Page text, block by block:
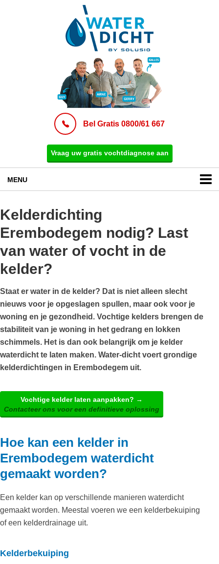
Bel Gratis 0800/61 667
Vraag uw gratis vochtdiagnose aan
MENU
Kelderdichting
Erembodegem nodig? Last
van water of vocht in de
kelder?
Staat er water in de kelder? Dat is niet alleen slecht
nieuws voor je opgeslagen spullen, maar ook voor je
woning en je gezondheid. Vochtige kelders brengen de
stabiliteit van je woning in het gedrang en lokken
schimmels. Het is dan ook belangrijk om je kelder
waterdicht te laten maken. Water-dicht voert grondige
kelderdichtingen in Erembodegem uit.
Vochtige kelder laten aanpakken? →
Contacteer ons voor een definitieve oplossing
Hoe kan een kelder in
Erembodegem waterdicht
gemaakt worden?
Een kelder kan op verschillende manieren waterdicht
gemaakt worden. Meestal voeren we een kelderbekuiping
of een kelderdrainage uit.
Kelderbekuiping